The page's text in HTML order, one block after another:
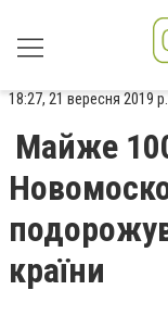
18:27, 21 вересня 2019 р.
Майже
країни